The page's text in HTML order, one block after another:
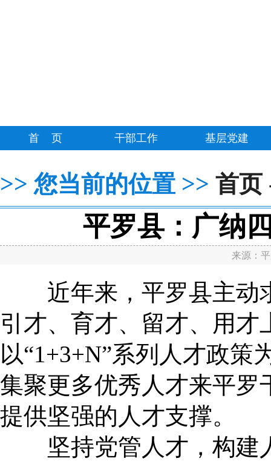
首 页 干部工作 基层党建
>> 您当前的位置 >> 首页
平罗县：广纳
来源：
近年来，平罗县主动
引才、育才、留才、用
以“1+3+N”系列人才政策
集聚更多优秀人才来平罗
提供坚强的人才支撑。
坚持党管人才，构建